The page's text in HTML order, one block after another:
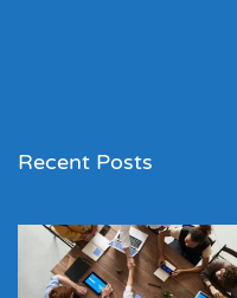
Recent Posts